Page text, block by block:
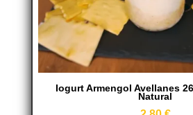
Iogurt Armengol Avellanes
Natural